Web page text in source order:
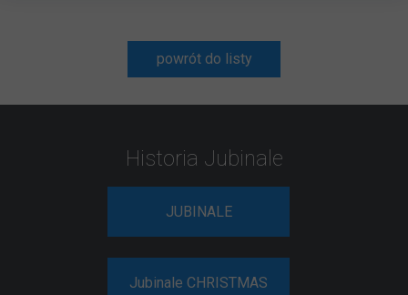
powrót do listy
Historia Jubinale
Jubinale CHRISTMAS
JUBINALE